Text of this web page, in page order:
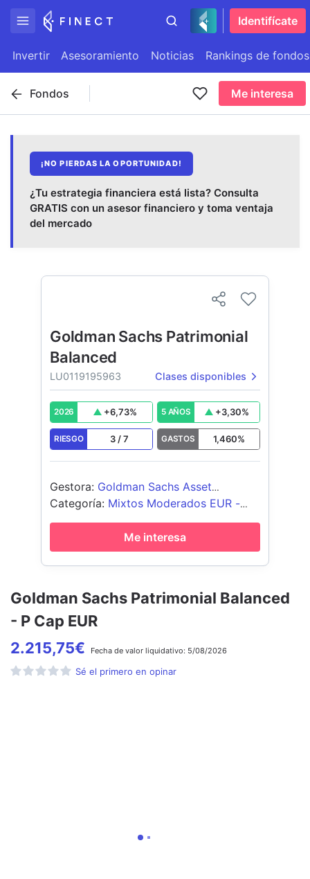
Identifícate
Invertir Asesoramiento Noticias Rankings de fondos
Fondos Me interesa
¡NO PIERDAS LA OPORTUNIDAD!
¿Tu estrategia financiera está lista? Consulta
GRATIS con un asesor financiero y toma ventaja
del mercado
Goldman Sachs Patrimonial Balanced
- P Cap EUR
2.215,75€ Fecha de valor liquidativo: 5/08/2026
Sé el primero en opinar
Goldman Sachs Patrimonial
Balanced
LU0119195963 Clases disponibles
2026 +6,73% 5 AÑOS +3,30%
RIESGO 3 /7 GASTOS 1,460%
Gestora: Goldman Sachs Asset
Management B.V.
Categoría: Mixtos Moderados EUR -
Global
Me interesa